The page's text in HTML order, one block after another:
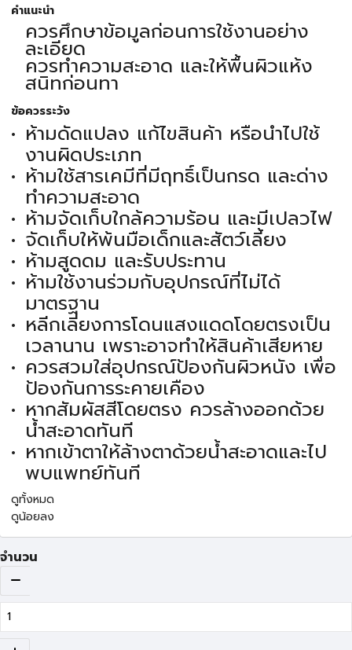
คำแนะนำ
ควรศึกษาข้อมูลก่อนการใช้งานอย่าง
ละเอียด
ควรทำความสะอาด และให้พื้นผิวแห้ง
สนิทก่อนทา
ข้อควรระวัง
ห้ามดัดแปลง แก้ไขสินค้า หรือนำไปใช้
งานผิดประเภท
ห้ามใช้สารเคมีที่มีฤทธิ์เป็นกรด และด่าง
ทำความสะอาด
ห้ามจัดเก็บใกล้ความร้อน และมีเปลวไฟ
จัดเก็บให้พ้นมือเด็กและสัตว์เลี้ยง
ห้ามสูดดม และรับประทาน
ห้ามใช้งานร่วมกับอุปกรณ์ที่ไม่ได้
มาตรฐาน
หลีกเลี่ยงการโดนแสงแดดโดยตรงเป็น
เวลานาน เพราะอาจทำให้สินค้าเสียหาย
ควรสวมใส่อุปกรณ์ป้องกันผิวหนัง เพื่อ
ป้องกันการระคายเคือง
หากสัมผัสสีโดยตรง ควรล้างออกด้วย
น้ำสะอาดทันที
หากเข้าตาให้ล้างตาด้วยน้ำสะอาดและไป
พบแพทย์ทันที
ดูทั้งหมด
ดูน้อยลง
จำนวน